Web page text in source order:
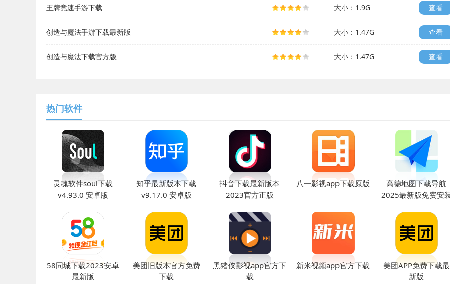
王牌竞速手游下载 大小：1.9G 查看
创造与魔法手游下载最新版 大小：1.47G 查看
创造与魔法下载官方版 大小：1.47G 查看
热门软件
灵魂软件soul下载
v4.93.0 安卓版
知乎最新版本下载
v9.17.0 安卓版
抖音下载最新版本
2023官方正版
八一影视app下载原版
高德地图下载导航
2025最新版免费安
58同城下载2023安卓
最新版
美团旧版本官方免费
下载
黑猪侠影视app官方下
载
新米视频app官方下载
美团APP免费下载最
新版